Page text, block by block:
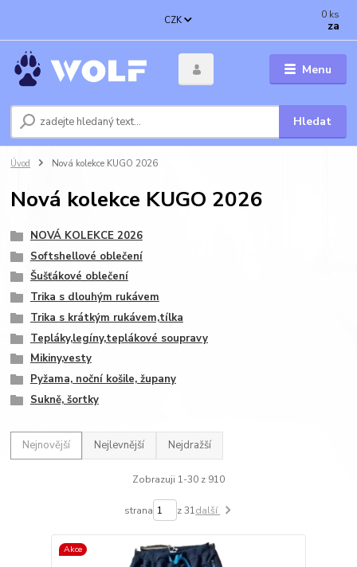
Menu
CZK
Hledat
0 ks
za
Úvod Nová kolekce KUGO 2026
Nová kolekce KUGO 2026
NOVÁ KOLEKCE 2026
Softshellové oblečení
Šušťákové oblečení
Trika s dlouhým rukávem
Trika s krátkým rukávem,tílka
Tepláky,legíny,teplákové soupravy
Mikiny,vesty
Pyžama, noční košile, župany
Sukně, šortky
Nejnovější Nejlevnější Nejdražší
Zobrazuji 1-30 z 910
strana z 31další
Akce